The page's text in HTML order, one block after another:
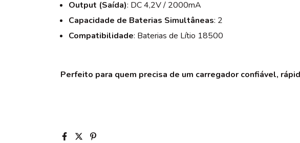
Output (Saída): DC 4,2V / 2000mA
Capacidade de Baterias Simultâneas: 2
Compatibilidade: Baterias de Lítio 18500
Perfeito para quem precisa de um carregador confiável,